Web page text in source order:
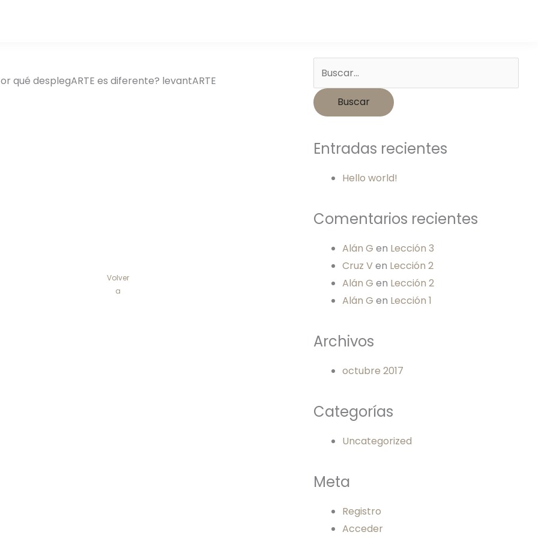
Entradas recientes
Hello world!
Comentarios recientes
Alán G en Lección 3
Cruz Ven Lección 2
Alán G en Lección 2
Alán G en Lección 1
Archivos
octubre 2017
Categorías
Uncategorized
Meta
Registro
Acceder
qué desplegARTE es diferente? levantARTE
Volver
a